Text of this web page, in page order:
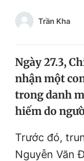
Chuyên mục khác
Tin thị trường
Video
Sản phẩm khác
Tin đã xem
Đăng xuất
Trần Kha
Ngày 27.3,
nhận một
trong danh
hiếm do
Trước đó,
Nguyễn Văn